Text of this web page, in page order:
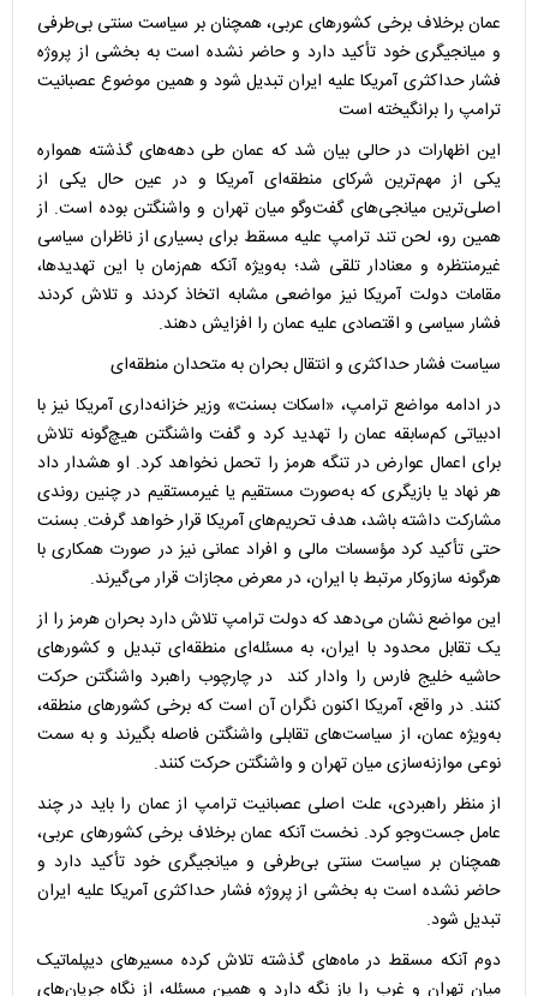
عمان برخلاف برخی کشورهای عربی، همچنان بر سیاست سنتی بی‌طرفی
و میانجیگری خود تأکید دارد و حاضر نشده است به بخشی از پروژه
فشار حداکثری آمریکا علیه ایران تبدیل شود و همین موضوع عصبانیت
ترامپ را برانگیخته است
این اظهارات در حالی بیان شد که عمان طی دهه‌های گذشته همواره
یکی از مهم‌ترین شرکای منطقه‌ای آمریکا و در عین حال یکی از
اصلی‌ترین میانجی‌های گفت‌وگو میان تهران و واشنگتن بوده است. از
همین رو، لحن تند ترامپ علیه مسقط برای بسیاری از ناظران سیاسی
غیرمنتظره و معنادار تلقی شد؛ به‌ویژه آنکه هم‌زمان با این تهدیدها،
مقامات دولت آمریکا نیز مواضعی مشابه اتخاذ کردند و تلاش کردند
فشار سیاسی و اقتصادی علیه عمان را افزایش دهند.
سیاست فشار حداکثری و انتقال بحران به متحدان منطقه‌ای
در ادامه مواضع ترامپ، «اسکات بسنت» وزیر خزانه‌داری آمریکا نیز با
ادبیاتی کم‌سابقه عمان را تهدید کرد و گفت واشنگتن هیچ‌گونه تلاش
برای اعمال عوارض در تنگه هرمز را تحمل نخواهد کرد. او هشدار داد
هر نهاد یا بازیگری که به‌صورت مستقیم یا غیرمستقیم در چنین روندی
مشارکت داشته باشد، هدف تحریم‌های آمریکا قرار خواهد گرفت. بسنت
حتی تأکید کرد مؤسسات مالی و افراد عمانی نیز در صورت همکاری با
هرگونه سازوکار مرتبط با ایران، در معرض مجازات قرار می‌گیرند.
این مواضع نشان می‌دهد که دولت ترامپ تلاش دارد بحران هرمز را از
یک تقابل محدود با ایران، به مسئله‌ای منطقه‌ای تبدیل و کشورهای
حاشیه خلیج فارس را وادار کند در چارچوب راهبرد واشنگتن حرکت
کنند. در واقع، آمریکا اکنون نگران آن است که برخی کشورهای منطقه،
به‌ویژه عمان، از سیاست‌های تقابلی واشنگتن فاصله بگیرند و به سمت
نوعی موازنه‌سازی میان تهران و واشنگتن حرکت کنند.
از منظر راهبردی، علت اصلی عصبانیت ترامپ از عمان را باید در چند
عامل جست‌وجو کرد. نخست آنکه عمان برخلاف برخی کشورهای عربی،
همچنان بر سیاست سنتی بی‌طرفی و میانجیگری خود تأکید دارد و
حاضر نشده است به بخشی از پروژه فشار حداکثری آمریکا علیه ایران
تبدیل شود.
دوم آنکه مسقط در ماه‌های گذشته تلاش کرده مسیرهای دیپلماتیک